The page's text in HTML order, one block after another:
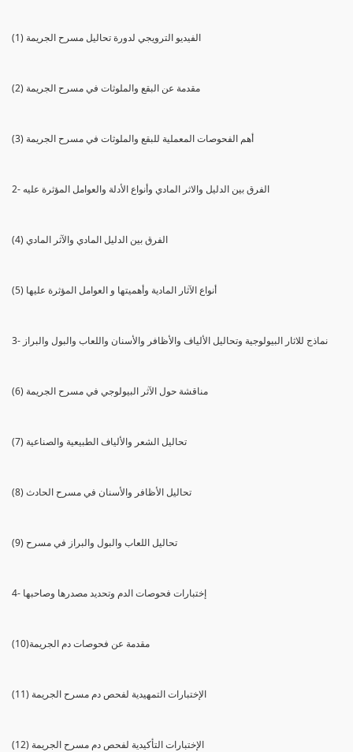
(1) الفيديو الترويجي لدورة تحاليل مسرح الجريمة
(2) مقدمة عن البقع والملوثات في مسرح الجريمة
(3) أهم الفحوصات المعملية للبقع والملوثات في مسرح الجريمة
2- الفرق بين الدليل والاثر المادي وأنواع الأدلة والعوامل المؤثرة عليه
(4) الفرق بين الدليل المادي والآثر المادي
(5) أنواع الآثار المادية وأهميتها و العوامل المؤثرة عليها
3- نماذج للاثار البيولوجية وتحاليل الألياف والأظافر والأسنان واللعاب والبول والبراز
(6) مناقشة حول الآثر البيولوجي في مسرح الجريمة
(7) تحاليل الشعر والألياف الطبيعية والصناعية
(8) تحاليل الأظافر والأسنان في مسرح الحادث
(9) تحاليل اللعاب والبول والبراز في مسرح
4- إختبارات فحوصات الدم وتحديد مصدرها وصاحبها
(10)مقدمة عن فحوصات دم الجريمة
(11) الإختبارات التمهيدية لفحص دم مسرح الجريمة
(12) الإختبارات التأكيدية لفحص دم مسرح الجريمة